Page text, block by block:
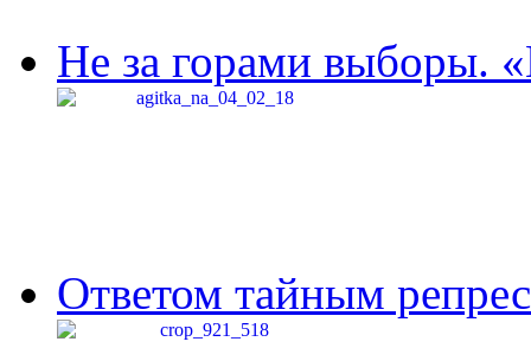
Не за горами выборы.
Ответом тайным